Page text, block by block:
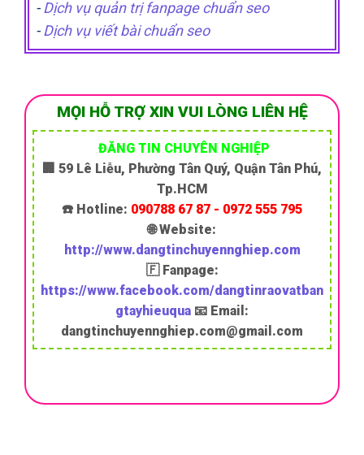
-Dịch vụ quản trị fanpage chuẩn seo
-Dịch vụ viết bài chuẩn seo
MỌI HỖ TRỢ XIN VUI LÒNG LIÊN HỆ
ĐĂNG TIN CHUYÊN NGHIỆP
🏢 59 Lê Liễu, Phường Tân Quý, Quận Tân Phú,
Tp.HCM
☎️ Hotline: 090788 67 87 - 0972 555 795
🌐 Website:
http://www.dangtinchuyennghiep.com
🇫 Fanpage:
https://www.facebook.com/dangtinraovatban
gtayhieuqua 📧 Email:
dangtinchuyennghiep.com@gmail.com